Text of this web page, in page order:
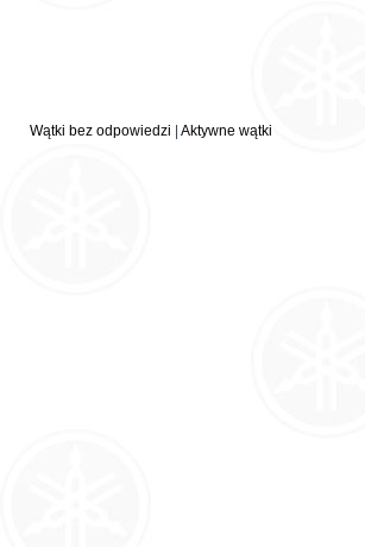
Wątki bez odpowiedzi Aktywne wątki